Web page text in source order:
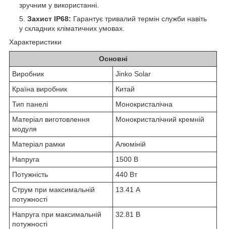
зручним у використанні.
Захист IP68: Гарантує тривалий термін служби навіть
у складних кліматичних умовах.
Характеристики
Основні
Виробник
Jinko Solar
Країна виробник
Китай
Тип панелі
Монокристалічна
Матеріал виготовлення
модуля
Монокристалічний кремній
Матеріал рамки
Алюміній
Напруга
1500 В
Потужність
440 Вт
Струм при максимальній
потужності
13.41 А
Напруга при максимальній
потужності
32.81 В